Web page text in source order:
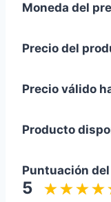
Moneda del
Precio del
Precio válido
Producto
Puntuación
5